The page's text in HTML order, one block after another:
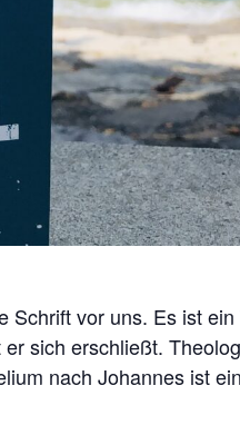
vor uns. Es ist
sich erschließt.
nach Johannes ist